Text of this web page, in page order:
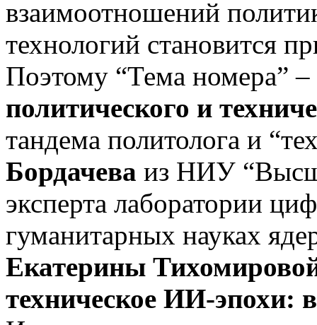
взаимоотношений
технологий становится
Поэтому “Тема номера” –
политического и
тандема политолога и
Бордачева из НИУ
эксперта лаборатории
гуманитарных науках
Екатерины
техническое ИИ-эпохи: